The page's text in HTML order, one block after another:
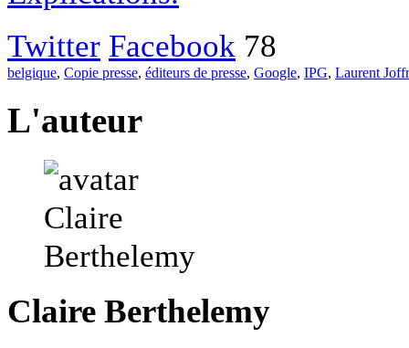
Twitter Facebook 78
belgique, Copie presse, éditeurs de presse, Google, IPG, Laurent
L'auteur
Claire Berthelemy